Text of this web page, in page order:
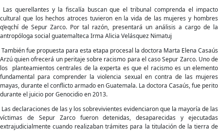
Las querellantes y la fiscalía buscan que el tribunal comprenda el impacto
cultural que los hechos atroces tuvieron en la vida de las mujeres y hombres
q’eqchí de Sepur Zarco. Por tal razón, presentará un análisis a cargo de la
antropóloga social guatemalteca Irma Alicia Velásquez Nimatuj
También fue propuesta para esta etapa procesal la doctora Marta Elena Casaús
Arzú quien ofrecerá un peritaje sobre racismo para el caso Sepur Zarco. Uno de
los planteamientos centrales de la experta es que el racismo es un elemento
fundamental para comprender la violencia sexual en contra de las mujeres
mayas, durante el conflicto armado en Guatemala. La doctora Casaús, fue perito
durante el juicio por Genocidio en 2013.
Las declaraciones de las y los sobrevivientes evidenciaron que la mayoría de las
víctimas de Sepur Zarco fueron detenidas, desaparecidas y ejecutadas
extrajudicialmente cuando realizaban trámites para la titulación de la tierra de